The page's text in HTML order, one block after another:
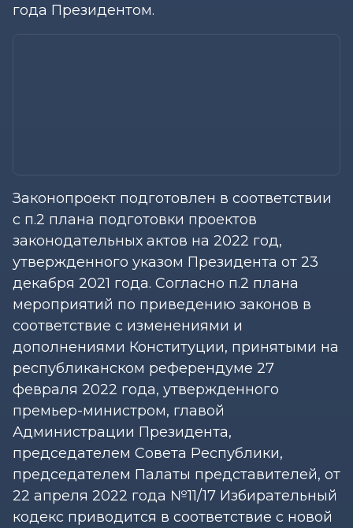
года Президентом.
Законопроект подготовлен в соответствии
с п.2 плана подготовки проектов
законодательных актов на 2022 год,
утвержденного указом Президента от 23
декабря 2021 года. Согласно п.2 плана
мероприятий по приведению законов в
соответствие с изменениями и
дополнениями Конституции, принятыми на
республиканском референдуме 27
февраля 2022 года, утвержденного
премьер-министром, главой
Администрации Президента,
председателем Совета Республики,
председателем Палаты представителей, от
22 апреля 2022 года №11/17 Избирательный
кодекс приводится в соответствие с новой